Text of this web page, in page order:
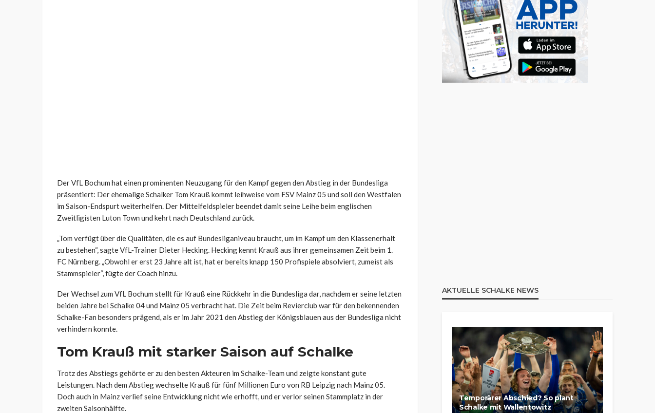
Der VfL Bochum hat einen prominenten Neuzugang für den Kampf gegen den Abstieg in der Bundesliga
präsentiert: Der ehemalige Schalker Tom Krauß kommt leihweise vom FSV Mainz 05 und soll den Westfalen
im Saison-Endspurt weiterhelfen. Der Mittelfeldspieler beendet damit seine Leihe beim englischen
Zweitligisten Luton Town und kehrt nach Deutschland zurück.
„Tom verfügt über die Qualitäten, die es auf Bundesliganiveau braucht, um im Kampf um den Klassenerhalt
zu bestehen“, sagte VfL-Trainer Dieter Hecking. Hecking kennt Krauß aus ihrer gemeinsamen Zeit beim 1.
FC Nürnberg. „Obwohl er erst 23 Jahre alt ist, hat er bereits knapp 150 Profispiele absolviert, zumeist als
Stammspieler“, fügte der Coach hinzu.
Der Wechsel zum VfL Bochum stellt für Krauß eine Rückkehr in die Bundesliga dar, nachdem er seine letzten
beiden Jahre bei Schalke 04 und Mainz 05 verbracht hat. Die Zeit beim Revierclub war für den bekennenden
Schalke-Fan besonders prägend, als er im Jahr 2021 den Abstieg der Königsblauen aus der Bundesliga nicht
verhindern konnte.
Tom Krauß mit starker Saison auf Schalke
Trotz des Abstiegs gehörte er zu den besten Akteuren im Schalke-Team und zeigte konstant gute
Leistungen. Nach dem Abstieg wechselte Krauß für fünf Millionen Euro von RB Leipzig nach Mainz 05.
Doch auch in Mainz verlief seine Entwicklung nicht wie erhofft, und er verlor seinen Stammplatz in der
zweiten Saisonhälfte.
AKTUELLE SCHALKE NEWS
Temporärer Abschied? So plant
Schalke mit Wallentowitz